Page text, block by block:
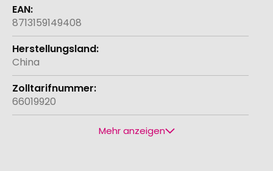
8713159149408
China
66019920
Mehr anzeigen